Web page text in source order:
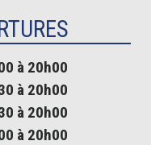
à 20h00
à 20h00
à 20h00
à 20h00